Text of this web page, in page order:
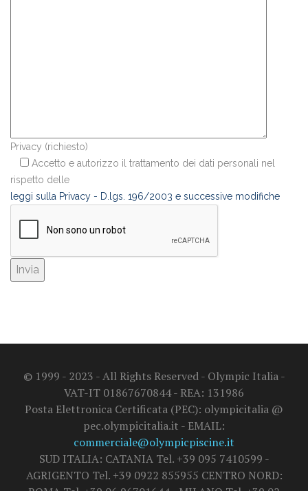
Privacy (richiesto)
Accetto e autorizzo il trattamento dei dati personali nel
rispetto delle
leggi sulla Privacy - D.lgs. 196/2003 e successive modifiche
© 1999 - 2023 - All Rights Reserved - Olympic Italia -
VAT-IT 01867670844 - REA: 131986
Posta Elettronica Certificata (PEC): olympicitalia @
pec.olympicitalia.it - EMAIL:
commerciale@olympicpiscine.it
SUD ITALIA: CATANIA Tel. +39 095 7410599 -
AGRIGENTO Tel. +39 0922 855955 CENTRO NORD: